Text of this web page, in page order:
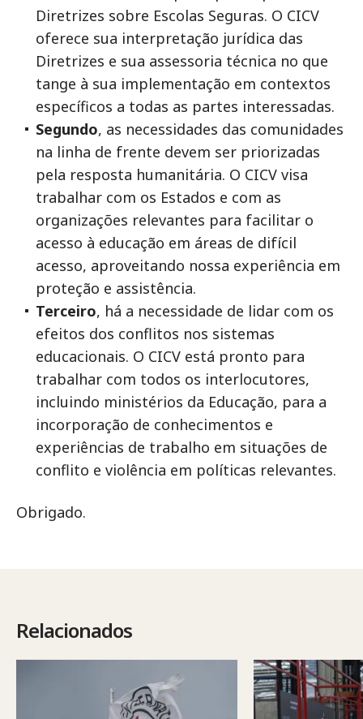
Diretrizes sobre Escolas Seguras. O CICV
oferece sua interpretação jurídica das
Diretrizes e sua assessoria técnica no que
tange à sua implementação em contextos
específicos a todas as partes interessadas.
Segundo, as necessidades das comunidades
na linha de frente devem ser priorizadas
pela resposta humanitária. O CICV visa
trabalhar com os Estados e com as
organizações relevantes para facilitar o
acesso à educação em áreas de difícil
acesso, aproveitando nossa experiência em
proteção e assistência.
Terceiro, há a necessidade de lidar com os
efeitos dos conflitos nos sistemas
educacionais. O CICV está pronto para
trabalhar com todos os interlocutores,
incluindo ministérios da Educação, para a
incorporação de conhecimentos e
experiências de trabalho em situações de
conflito e violência em políticas relevantes.
Obrigado.
Relacionados